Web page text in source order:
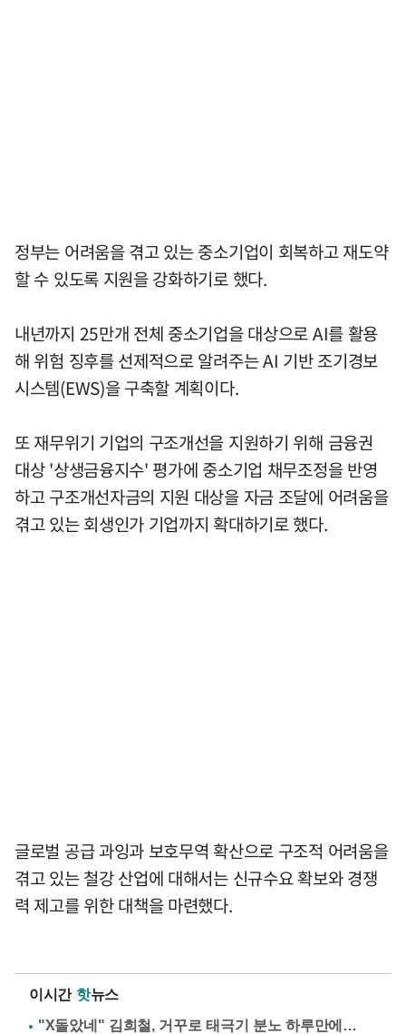
정부는 어려움을 겪고 있는 중소기업이 회복하고 재도약
할 수 있도록 지원을 강화하기로 했다.
내년까지 25만개 전체 중소기업을 대상으로 AI를 활용
해 위험 징후를 선제적으로 알려주는 AI 기반 조기경보
시스템(EWS)을 구축할 계획이다.
또 재무위기 기업의 구조개선을 지원하기 위해 금융권
대상 '상생금융지수' 평가에 중소기업 채무조정을 반영
하고 구조개선자금의 지원 대상을 자금 조달에 어려움을
겪고 있는 회생인가 기업까지 확대하기로 했다.
글로벌 공급 과잉과 보호무역 확산으로 구조적 어려움을
겪고 있는 철강 산업에 대해서는 신규수요 확보와 경쟁
력 제고를 위한 대책을 마련했다.
이시간 핫뉴스
"X돌았네" 김희철, 거꾸로 태극기 분노 하루만에…